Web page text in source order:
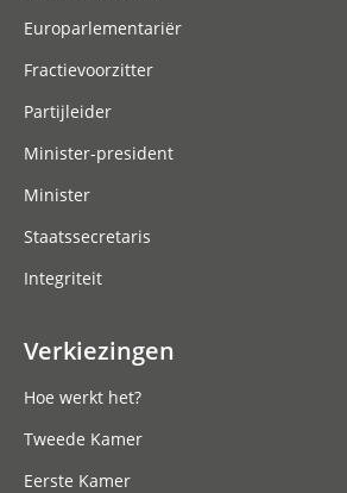
Europarlementariër
Fractievoorzitter
Partijleider
Minister-president
Minister
Staatssecretaris
Integriteit
Verkiezingen
Hoe werkt het?
Tweede Kamer
Eerste Kamer